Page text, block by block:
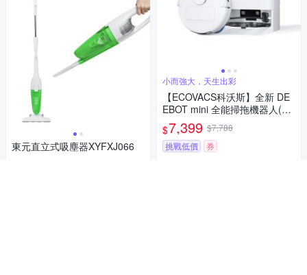
東元直立式吸塵器XYFXJ066
小而強大，天生出彩
【ECOVACS科沃斯】全新 DE
EBOT mini 全能掃拖機器人(超
小機身/全能基站/毛髮不纏繞/靜
音清潔）
$7,399 $7,788
挑戰低價
券